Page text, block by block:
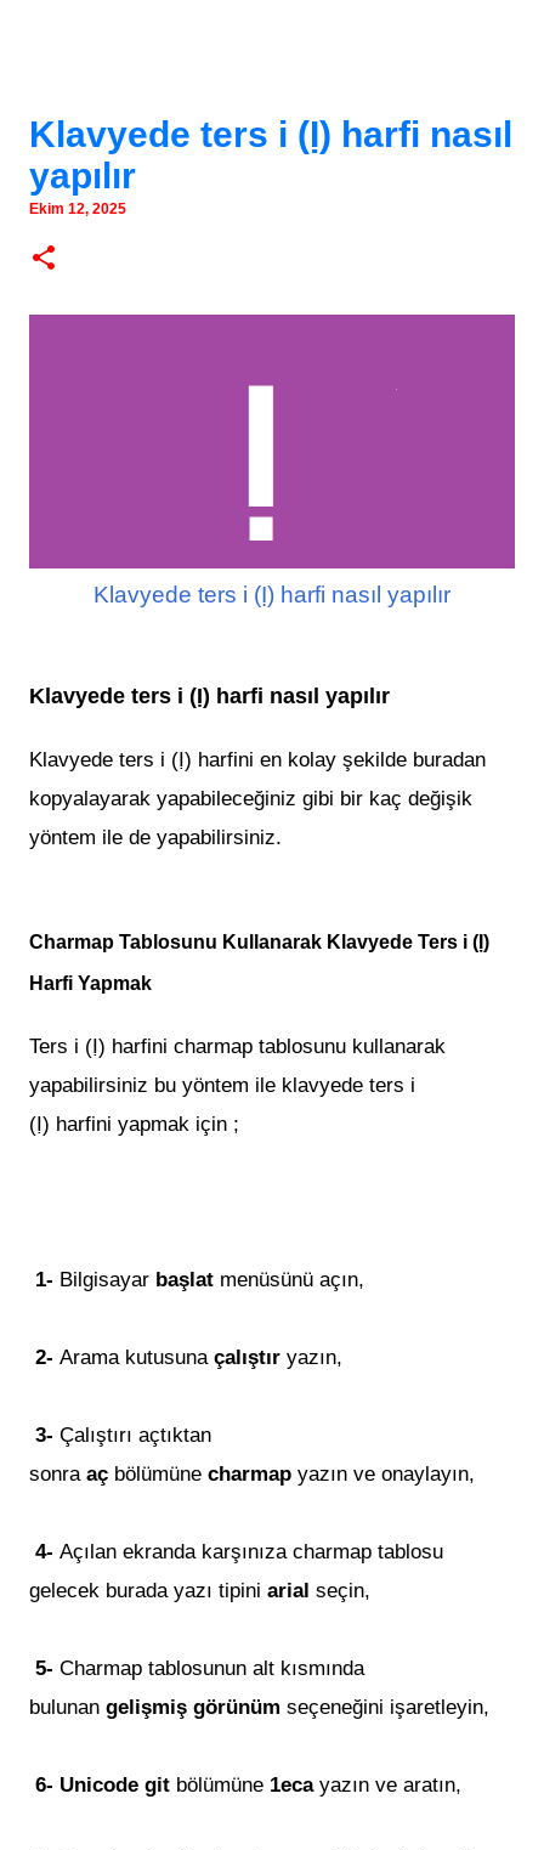
Klavyede ters i (Ị) harfi nasıl
yapılır
Ekim 12, 2025
Klavyede ters i (Ị) harfi nasıl yapılır
Klavyede ters i (Ị) harfi nasıl yapılır
Klavyede ters i (Ị) harfini en kolay şekilde buradan
kopyalayarak yapabileceğiniz gibi bir kaç değişik
yöntem ile de yapabilirsiniz.
Charmap Tablosunu Kullanarak Klavyede Ters i (Ị)
Harfi Yapmak
Ters i (Ị) harfini charmap tablosunu kullanarak
yapabilirsiniz bu yöntem ile klavyede ters i
(Ị) harfini yapmak için ;
1- Bilgisayar başlat menüsünü açın,
2- Arama kutusuna çalıştır yazın,
3- Çalıştırı açtıktan
sonra aç bölümüne charmap yazın ve onaylayın,
4- Açılan ekranda karşınıza charmap tablosu
gelecek burada yazı tipini arial seçin,
5- Charmap tablosunun alt kısmında
bulunan gelişmiş görünüm seçeneğini işaretleyin,
6- Unicode git bölümüne 1ecayazın ve aratın,